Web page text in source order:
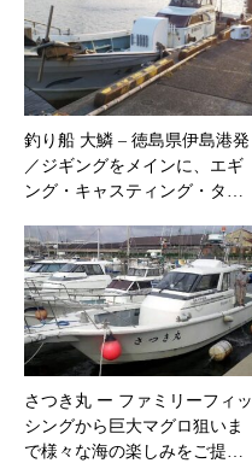
釣り船 大鱗 – 徳島県伊島港発
／ジギングをメインに、エギ
ング・キャスティング・タ…
さつき丸 ー ファミリーフィッ
シングから巨大マグロ狙いま
で様々な海の楽しみをご提…